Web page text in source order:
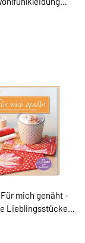
mich genäht -
Lieblingsstücke,